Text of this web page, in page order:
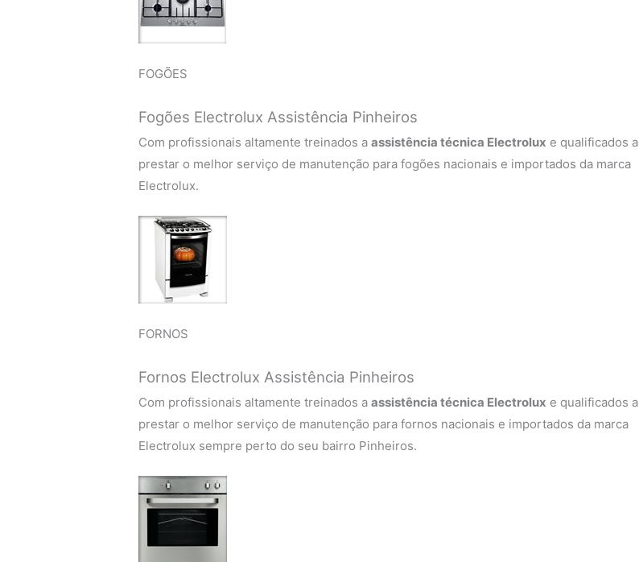
FOGÕES
Fogões Electrolux Assistência Pinheiros
Com profissionais altamente treinados aassistência técnica Electrolux e qualificados a
prestar o melhor serviço de manutenção para fogões nacionais e importados da marca
Electrolux.
FORNOS
Fornos Electrolux Assistência Pinheiros
Com profissionais altamente treinados aassistência técnica Electrolux e qualificados a
prestar o melhor serviço de manutenção para fornos nacionais e importados da marca
Electrolux sempre perto do seu bairro Pinheiros.